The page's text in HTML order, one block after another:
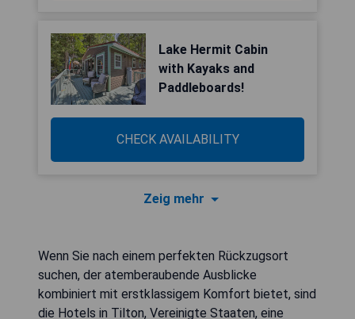
Lake Hermit Cabin
with Kayaks and
Paddleboards!
CHECK AVAILABILITY
Zeig mehr
Wenn Sie nach einem perfekten Rückzugsort
suchen, der atemberaubende Ausblicke
kombiniert mit erstklassigem Komfort bietet, sind
die Hotels in Tilton, Vereinigte Staaten, eine